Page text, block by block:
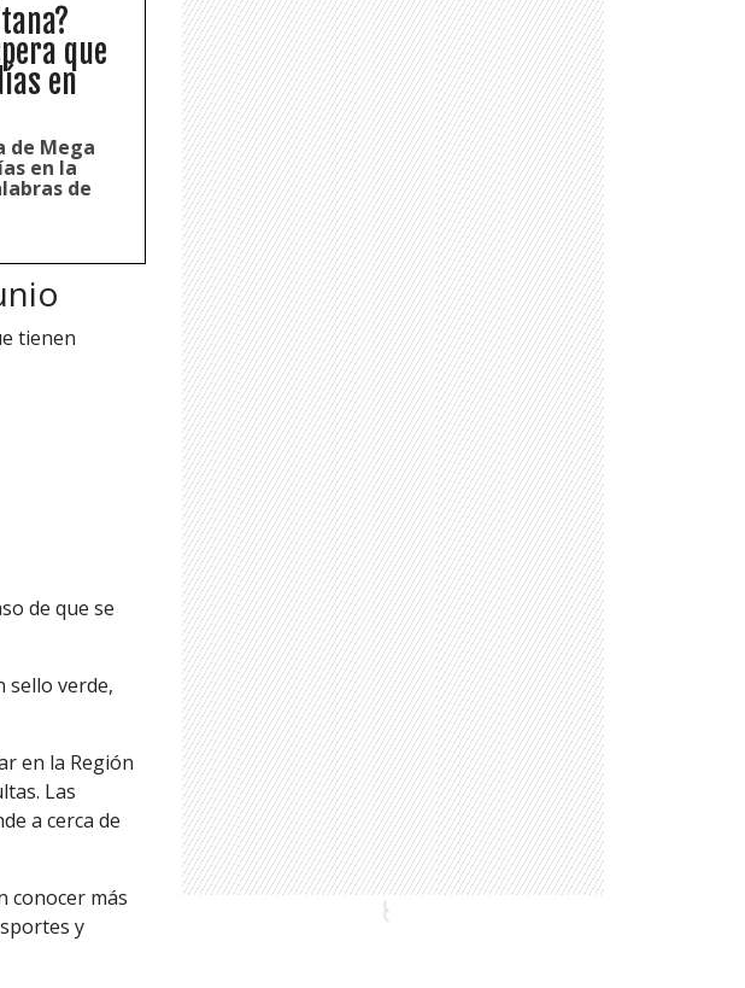
que
en
de Mega
en la
de
tienen
de que se
sello verde,
en la Región
Las
a cerca de
conocer más
y